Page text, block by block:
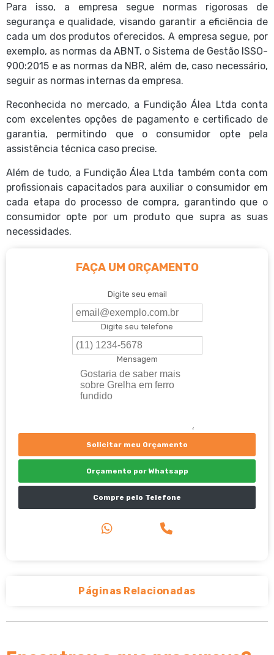
Para isso, a empresa segue normas rigorosas de
segurança e qualidade, visando garantir a eficiência de
cada um dos produtos oferecidos. A empresa segue, por
exemplo, as normas da ABNT, o Sistema de Gestão ISSO-
900:2015 e as normas da NBR, além de, caso necessário,
seguir as normas internas da empresa.
Reconhecida no mercado, a Fundição Álea Ltda conta
com excelentes opções de pagamento e certificado de
garantia, permitindo que o consumidor opte pela
assistência técnica caso precise.
Além de tudo, a Fundição Álea Ltda também conta com
profissionais capacitados para auxiliar o consumidor em
cada etapa do processo de compra, garantindo que o
consumidor opte por um produto que supra as suas
necessidades.
FAÇA UM ORÇAMENTO
Digite seu email
Digite seu telefone
Mensagem
Solicitar meu Orçamento
Orçamento por Whatsapp
Compre pelo Telefone
Páginas Relacionadas